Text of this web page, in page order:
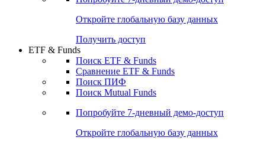
Откройте глобальную базу данных
Получить доступ
ETF & Funds
Поиск ETF & Funds
Сравнение ETF & Funds
Поиск ПИФ
Поиск Mutual Funds
Попробуйте 7-дневный демо-доступ
Откройте глобальную базу данных